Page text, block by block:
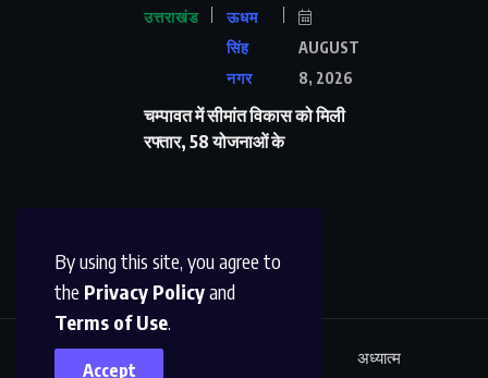
By using this site, you agree to
the Privacy Policyand
Terms of Use.
Accept
उत्तराखंड
ऊधम
सिंह
नगर
AUGUST
8, 2026
चम्पावत में सीमांत विकास को मिली
रफ्तार, 58 योजनाओं के
ऊधम सिंह नगर अध्यात्म